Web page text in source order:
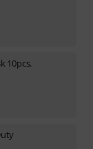
10pcs.